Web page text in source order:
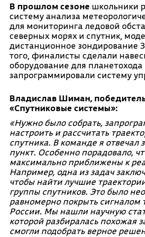
В прошлом сезоне школьники
систему анализа
для мониторинга ледовой
северных морях и спутник,
дистанционное зондирование
того, финалисты сделали
оборудование для планетохода
запрограммировали систему
Владислав Шиман,
«Спутниковые системы»:
«Нужно было собрать,
настроить и рассчитать
спутника. В команде я отвечал
пункт. Особенно порадовало,
максимально приближены к
Например, одна из задач
чтобы найти лучшие
группы спутников. Это было
равномерно покрыть сигналом
России. Мы нашли научную
которой разбиралась похожая
смогли подобрать верное